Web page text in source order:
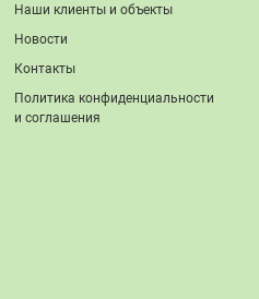
Наши клиенты и объекты
Новости
Контакты
Политика конфиденциальности
и соглашения